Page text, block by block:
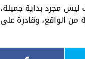
ليس مجرد بداية جميلة،
من الواقع، وقادرة على